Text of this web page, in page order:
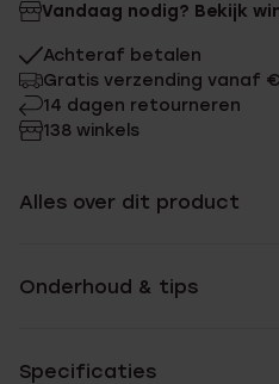
Vandaag nodig? Bekijk
Achteraf betalen
Gratis verzending vanaf
14 dagen retourneren
138 winkels
Alles over dit product
Onderhoud & tips
Specificaties